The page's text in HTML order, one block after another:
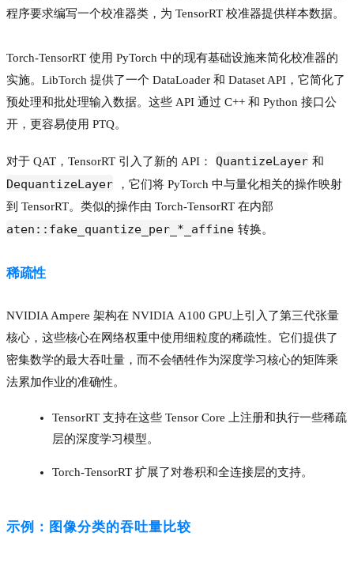
程序要求编写一个校准器类，为 TensorRT 校准器提供样本数据。
Torch-TensorRT 使用 PyTorch 中的现有基础设施来简化校准器的
实施。LibTorch 提供了一个 DataLoader 和 Dataset API，它简化了
预处理和批处理输入数据。这些 API 通过 C++ 和 Python 接口公
开，更容易使用 PTQ。
对于 QAT，TensorRT 引入了新的 API： QuantizeLayer 和
DequantizeLayer
，它们将 PyTorch 中与量化相关的操作映射
到 TensorRT。类似的操作由 Torch-TensorRT 在内部
aten::fake_quantize_per_*_affine 转换。
稀疏性
NVIDIA Ampere 架构在 NVIDIA A100 GPU上引入了第三代张量
核心，这些核心在网络权重中使用细粒度的稀疏性。它们提供了
密集数学的最大吞吐量，而不会牺牲作为深度学习核心的矩阵乘
法累加作业的准确性。
TensorRT 支持在这些 Tensor Core 上注册和执行一些稀疏
层的深度学习模型。
Torch-TensorRT 扩展了对卷积和全连接层的支持。
示例：图像分类的吞吐量比较